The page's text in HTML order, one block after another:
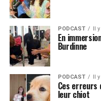
PODCAST Il
En
Burdinne
PODCAST Il
Ces erreurs
leur chiot